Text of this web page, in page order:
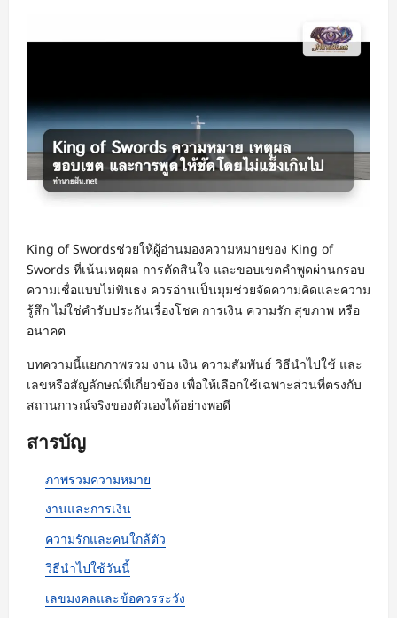
King of Swordsช่วยให้ผู้อ่านมองความหมายของ King of
Swords ที่เน้นเหตุผล การตัดสินใจ และขอบเขตคำพูดผ่านกรอบ
ความเชื่อแบบไม่ฟันธง ควรอ่านเป็นมุมช่วยจัดความคิดและความ
รู้สึก ไม่ใช่คำรับประกันเรื่องโชค การเงิน ความรัก สุขภาพ หรือ
อนาคต
บทความนี้แยกภาพรวม งาน เงิน ความสัมพันธ์ วิธีนำไปใช้ และ
เลขหรือสัญลักษณ์ที่เกี่ยวข้อง เพื่อให้เลือกใช้เฉพาะส่วนที่ตรงกับ
สถานการณ์จริงของตัวเองได้อย่างพอดี
สารบัญ
ภาพรวมความหมาย
งานและการเงิน
ความรักและคนใกล้ตัว
วิธีนำไปใช้วันนี้
เลขมงคลและข้อควรระวัง